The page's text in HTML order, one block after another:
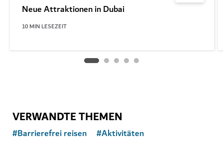
Neue Attraktionen in Dubai
10 MIN LESEZEIT
VERWANDTE THEMEN
#Barrierefrei reisen #Aktivitäten